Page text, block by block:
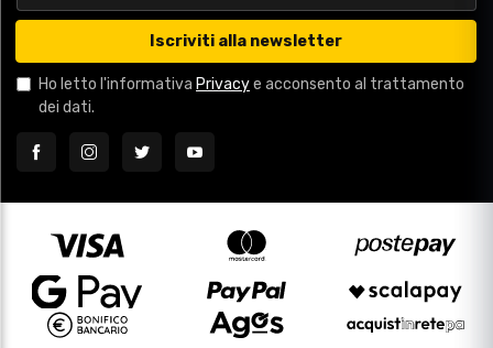
Iscriviti alla newsletter
Ho letto l'informativa Privacye acconsento al trattamento
dei dati.